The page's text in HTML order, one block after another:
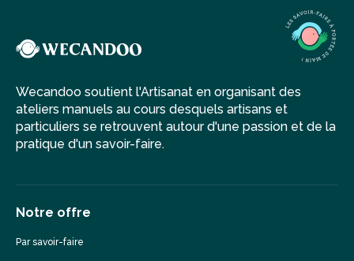
Wecandoo soutient l'Artisanat en organisant des
ateliers manuels au cours desquels artisans et
particuliers se retrouvent autour d'une passion et de la
pratique d'un savoir-faire.
Notre offre
Par savoir-faire